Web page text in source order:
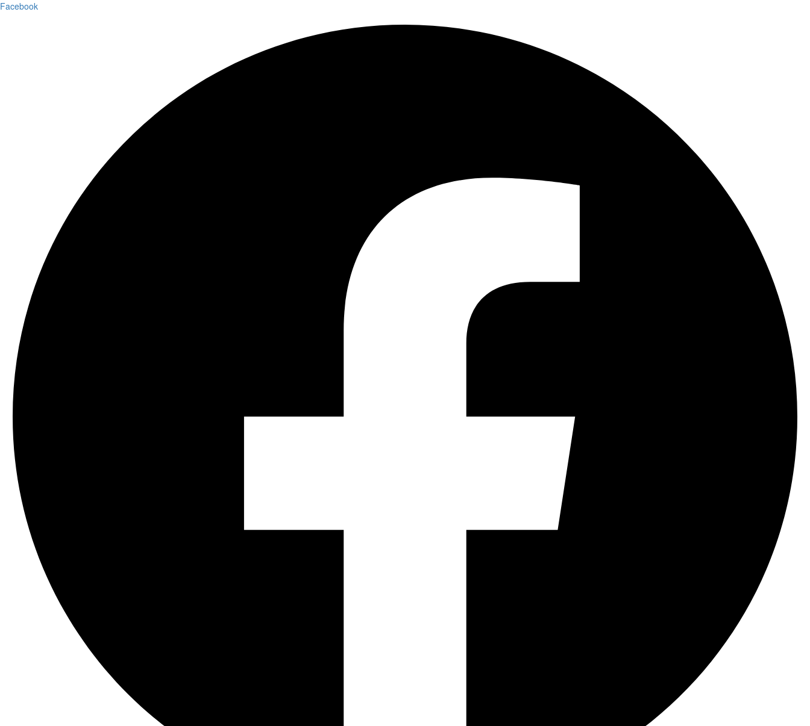
Facebook